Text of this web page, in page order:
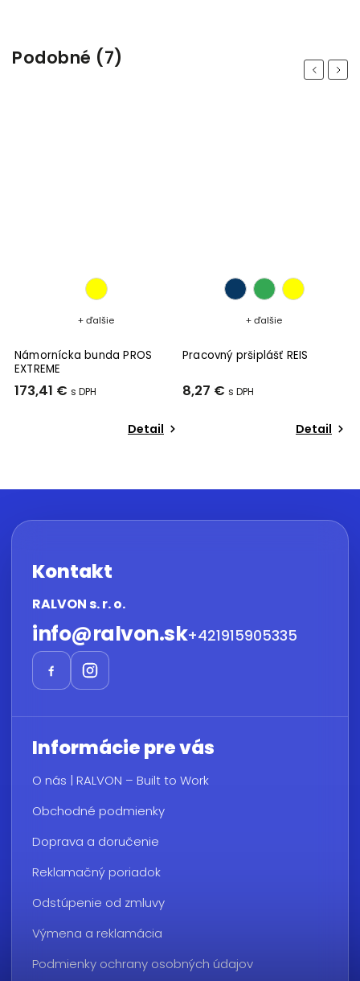
Podobné (7) Previous
+ ďalšie
Námornícka bunda PROS
EXTREME
173,41 €
Detail
+ ďalšie
Pracovný pršiplášť REIS
8,27 €
Detail
Next
Kontakt
RALVON s. r. o.
info@ralvon.sk+421915905335
Informácie pre vás
O nás | RALVON – Built to Work
Obchodné podmienky
Doprava a doručenie
Reklamačný poriadok
Odstúpenie od zmluvy
Výmena a reklamácia
Podmienky ochrany osobných údajov